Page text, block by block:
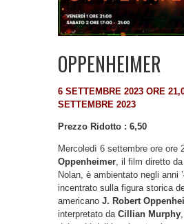
OPPENHEIMER
6 SETTEMBRE 2023 ORE
SETTEMBRE 2023
Prezzo Ridotto : 6,50
Mercoledì 6 settembre ore ore
Oppenheimer, il film diretto
Nolan, è ambientato negli anni
incentrato sulla figura storica
americano J. Robert
interpretato da Cillian Murphy